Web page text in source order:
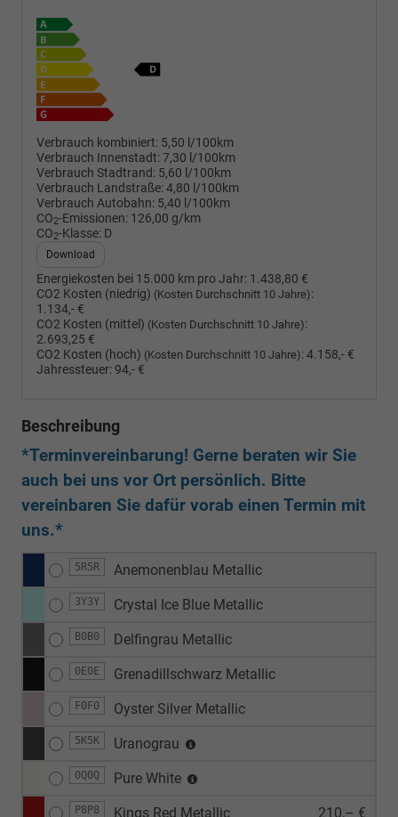
Verbrauch kombiniert: 5,50 l/100km
Verbrauch Innenstadt:7,30 l/100km
Verbrauch Stadtrand: 5,60 l/100km
Verbrauch Landstraße:4,80 l/100km
Verbrauch Autobahn: 5,40 l/100km
CO2-Emissionen: 126,00 g/km
CO2-Klasse: D
Download
Energiekosten bei 15.000 km pro Jahr: 1.438,80 €
CO2 Kosten (niedrig) (Kosten Durchschnitt 10 Jahre):
1.134,- €
CO2 Kosten (mittel) (Kosten Durchschnitt 10 Jahre):
2.693,25 €
CO2 Kosten (hoch) (Kosten Durchschnitt 10 Jahre):4.158,- €
Jahressteuer: 94,- €
Beschreibung
*Terminvereinbarung! Gerne beraten wir Sie
auch bei uns vor Ort persönlich. Bitte
vereinbaren Sie dafür vorab einen Termin mit
uns.*
5R5R Anemonenblau Metallic
3Y3Y Crystal Ice Blue Metallic
B0B0 Delfingrau Metallic
0E0E Grenadillschwarz Metallic
F0F0 Oyster Silver Metallic
5K5K Uranograu
0Q0Q Pure White
P8P8 Kings Red Metallic 210,– €